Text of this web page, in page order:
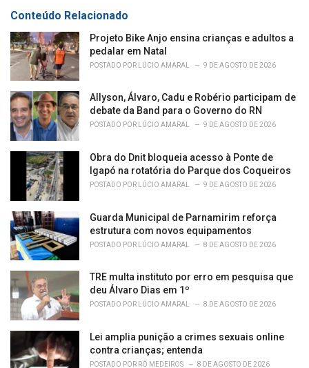
i
s
:
Conteúdo Relacionado
Projeto Bike Anjo ensina crianças e adultos a
pedalar em Natal
POSTADO POR LÚCIO AMARAL 9 DE AGOSTO DE 2026
Allyson, Álvaro, Cadu e Robério participam de
debate da Band para o Governo do RN
POSTADO POR LÚCIO AMARAL 9 DE AGOSTO DE 2026
Obra do Dnit bloqueia acesso à Ponte de
Igapó na rotatória do Parque dos Coqueiros
POSTADO POR LÚCIO AMARAL 9 DE AGOSTO DE 2026
Guarda Municipal de Parnamirim reforça
estrutura com novos equipamentos
POSTADO POR LÚCIO AMARAL 8 DE AGOSTO DE 2026
TRE multa instituto por erro em pesquisa que
deu Álvaro Dias em 1º
POSTADO POR LÚCIO AMARAL 8 DE AGOSTO DE 2026
Lei amplia punição a crimes sexuais online
contra crianças; entenda
POSTADO POR RÔ MEDEIROS 8 DE AGOSTO DE 2026